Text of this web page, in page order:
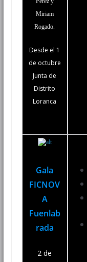
Miriam
Rogado.
Desde el 1
de octubre
Junta de
Distrito
Loranca
Gala
FICNOV
A
Fuenlab
rada
2 de